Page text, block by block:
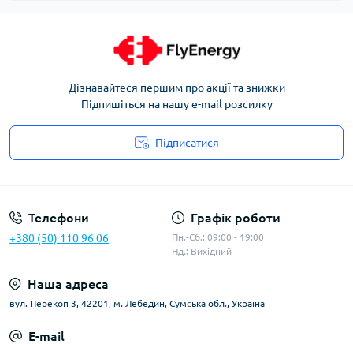
Дізнавайтеся першим про акції та знижки
Підпишіться на нашу e-mail розсилку
Підписатися
Телефони
+380 (50) 110 96 06
Графік роботи
Пн.-Сб.: 09:00 - 19:00
Нд.: Вихідний
Наша адреса
вул. Перекоп 3, 42201, м. Лебедин, Сумська обл., Україна
E-mail